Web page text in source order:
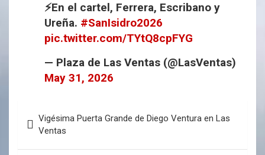
⚡️En el cartel, Ferrera, Escribano y
Ureña. #SanIsidro2026
pic.twitter.com/TYtQ8cpFYG
— Plaza de Las Ventas (@LasVentas)
May 31, 2026
Vigésima Puerta Grande de Diego Ventura en Las
Ventas